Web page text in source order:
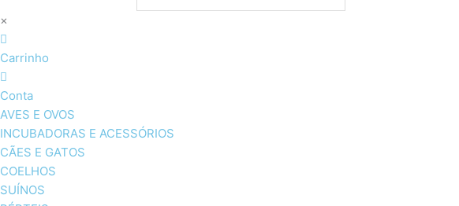
×
Carrinho
Conta
AVES E OVOS
INCUBADORAS E ACESSÓRIOS
CÃES E GATOS
COELHOS
SUÍNOS